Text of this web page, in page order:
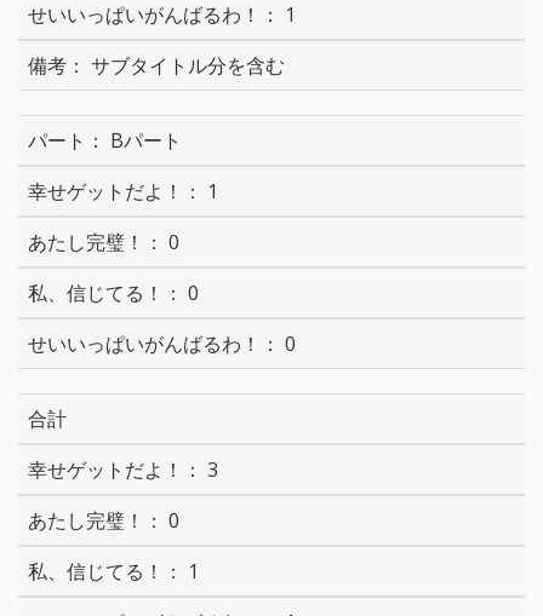
1
サブタイトル分を含む
Bパート
1
0
0
0
合計
3
0
1